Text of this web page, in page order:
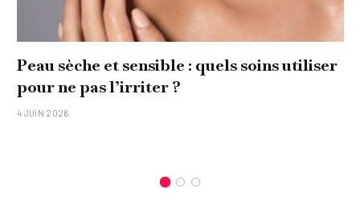
Peau sèche et sensible : quels soins utiliser
pour ne pas l’irriter ?
4 JUIN 2026